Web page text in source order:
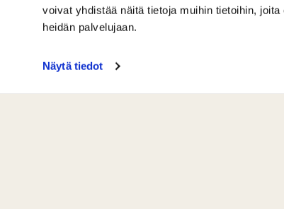
voivat yhdistää näitä tietoja muihin tietoihin,
heidän palvelujaan.
Näytä tiedot